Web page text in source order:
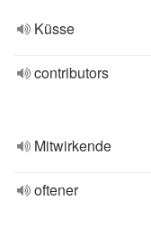
Küsse
contributors
Mitwirkende
oftener